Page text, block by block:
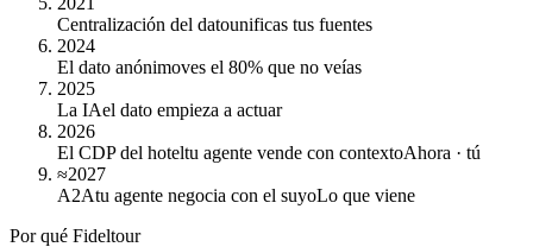
Centralización del datounificas tus fuentes
2024
El dato anónimoves el 80% que no veías
2025
La IAel dato empieza a actuar
2026
El CDP del hoteltu agente vende con contextoAhora · tú
≈2027
A2Atu agente negocia con el suyoLo que viene
Por qué Fideltour